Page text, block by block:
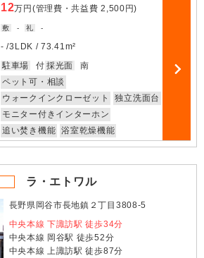
12万円(管理費・共益費2,500円)
敷 - 礼 -
- /3LDK /73.41m²
駐車場
付 採光面
南
ペット可・相談
ウォークインクローゼット
独立洗面台
モニター付きインターホン
追い焚き機能 浴室乾燥機能
ラ・エトワル
長野県岡谷市長地鎮２丁目3808-5
中央本線 下諏訪駅 徒歩34分
中央本線 岡谷駅 徒歩52分
中央本線 上諏訪駅 徒歩87分